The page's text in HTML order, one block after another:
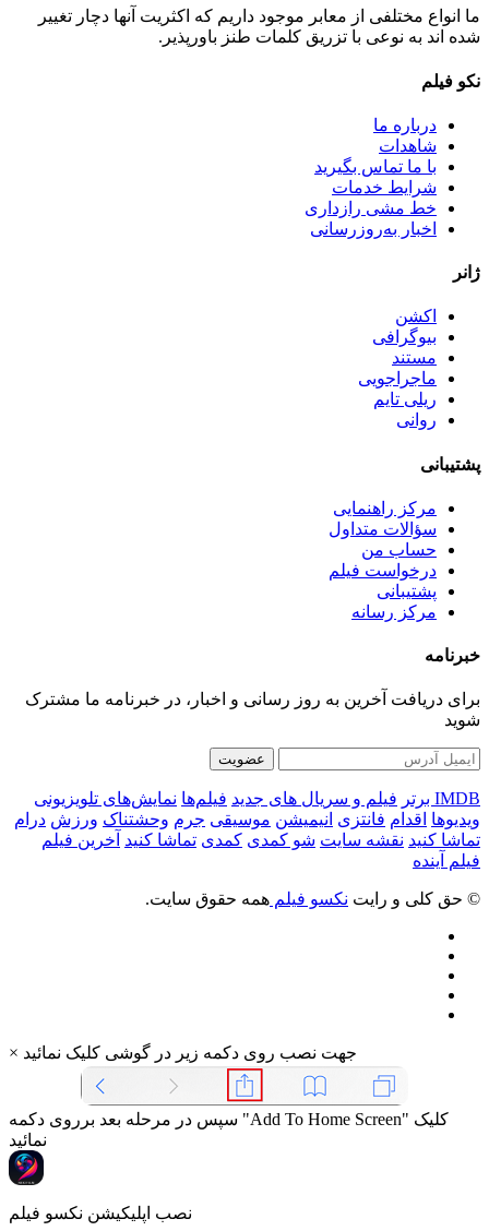
ما انواع مختلفی از معابر موجود داریم که اکثریت آنها دچار تغییر
شده اند به نوعی با تزریق کلمات طنز باورپذیر.
نکو فیلم
درباره ما
شاهدات
با ما تماس بگیرید
شرایط خدمات
خط مشی رازداری
اخبار به‌روزرسانی
ژانر
اکشن
بیوگرافی
مستند
ماجراجویی
ریلی تایم
روانی
پشتیبانی
مرکز راهنمایی
سؤالات متداول
حساب من
درخواست فیلم
پشتیبانی
مرکز رسانه
خبرنامه
برای دریافت آخرین به روز رسانی و اخبار، در خبرنامه ما مشترک
شوید
عضویت
IMDB برتر فیلم و سریال های جدید فیلم‌ها نمایش‌های تلویزیونی
ویدیوها اقدام فانتزی انیمیشن موسیقی جرم وحشتناک ورزش درام
تماشا کنید نقشه سایت شو کمدی کمدی تماشا کنید آخرین فیلم
فیلم آینده
© حق کلی و رایت نکسو فیلم همه حقوق سایت.
× جهت نصب روی دکمه زیر در گوشی کلیک نمائید
سپس در مرحله بعد برروی دکمه "Add To Home Screen" کلیک
نمائید
نصب اپلیکیشن نکسو فیلم